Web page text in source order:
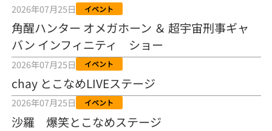
ド！／常滑ボート
2026年08月04日
【ボートレース】「しょっぱいですね」初優勝の宮崎心之介が水神
祭で満面の笑み／常滑 - 日刊スポーツ
2026年08月04日
【ボート】とこなめルーキーＳ 宮崎心之介がデビューから１年９カ
月で初優勝
2026年08月04日
2026年07月25日 イベント
角醒ハンター オメガホーン ＆ 超宇宙刑事ギャ
バン インフィニティ ショー
2026年07月25日 イベント
chay とこなめLIVEステージ
2026年07月25日 イベント
沙羅 爆笑とこなめステージ